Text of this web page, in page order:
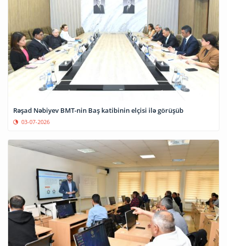
Rəşad Nəbiyev BMT-nin Baş katibinin elçisi ilə görüşüb
03-07-2026